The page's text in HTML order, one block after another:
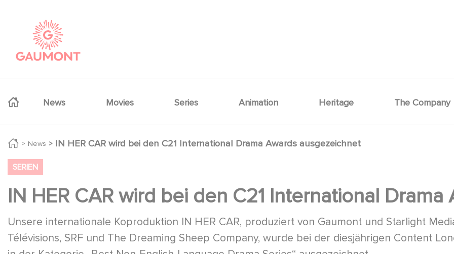
News Movies Series Animation Heritage The Company
News IN HER CAR wird bei den C21 International Drama Awards ausgezeichnet
SERIEN
IN HER CAR wird bei den C21 International
Unsere internationale Koproduktion IN HER CAR, produziert von Gaumont und Starlight
Télévisions, SRF und The Dreaming Sheep Company, wurde bei der diesjährigen Content